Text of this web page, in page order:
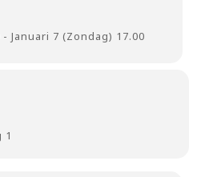
Januari 7 (Zondag) 17.00
1